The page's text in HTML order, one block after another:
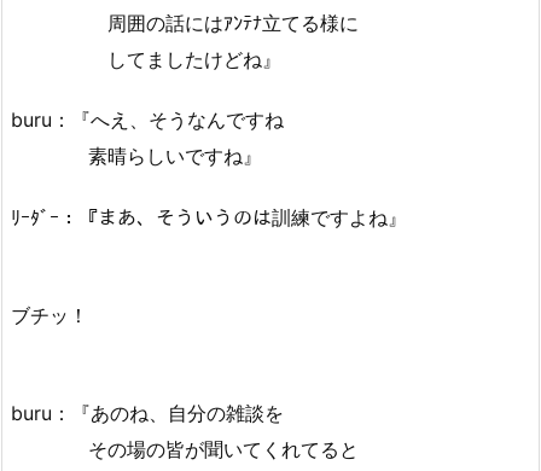
周囲の話にはｱﾝﾃﾅ立てる様に
してましたけどね』
buru：『へえ、そうなんですね
素晴らしいですね』
ﾘｰﾀﾞｰ：『まあ、そういうのは訓練ですよね』
ブチッ！
buru：『あのね、自分の雑談を
その場の皆が聞いてくれてると